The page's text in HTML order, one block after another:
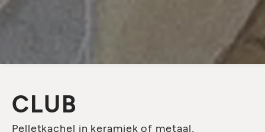
CLUB
Pelletkachel in keramiek of metaal,